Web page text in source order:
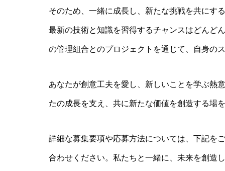
そのため、一緒に成長し、新たな挑戦を共にす
最新の技術と知識を習得するチャンスはどんど
の管理組合とのプロジェクトを通じて、自身の
あなたが創意工夫を愛し、新しいことを学ぶ熱
たの成長を支え、共に新たな価値を創造する場
詳細な募集要項や応募方法については、下記を
合わせください。私たちと一緒に、未来を創造